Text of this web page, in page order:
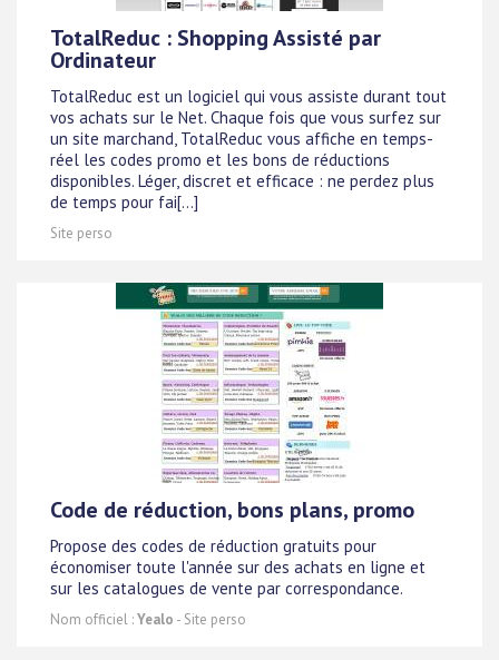
TotalReduc : Shopping Assisté par
Ordinateur
TotalReduc est un logiciel qui vous assiste durant tout
vos achats sur le Net. Chaque fois que vous surfez sur
un site marchand, TotalReduc vous affiche en temps-
réel les codes promo et les bons de réductions
disponibles. Léger, discret et efficace : ne perdez plus
de temps pour fai[...]
Site perso
Code de réduction, bons plans, promo
Propose des codes de réduction gratuits pour
économiser toute l'année sur des achats en ligne et
sur les catalogues de vente par correspondance.
Nom officiel :Yealo - Site perso